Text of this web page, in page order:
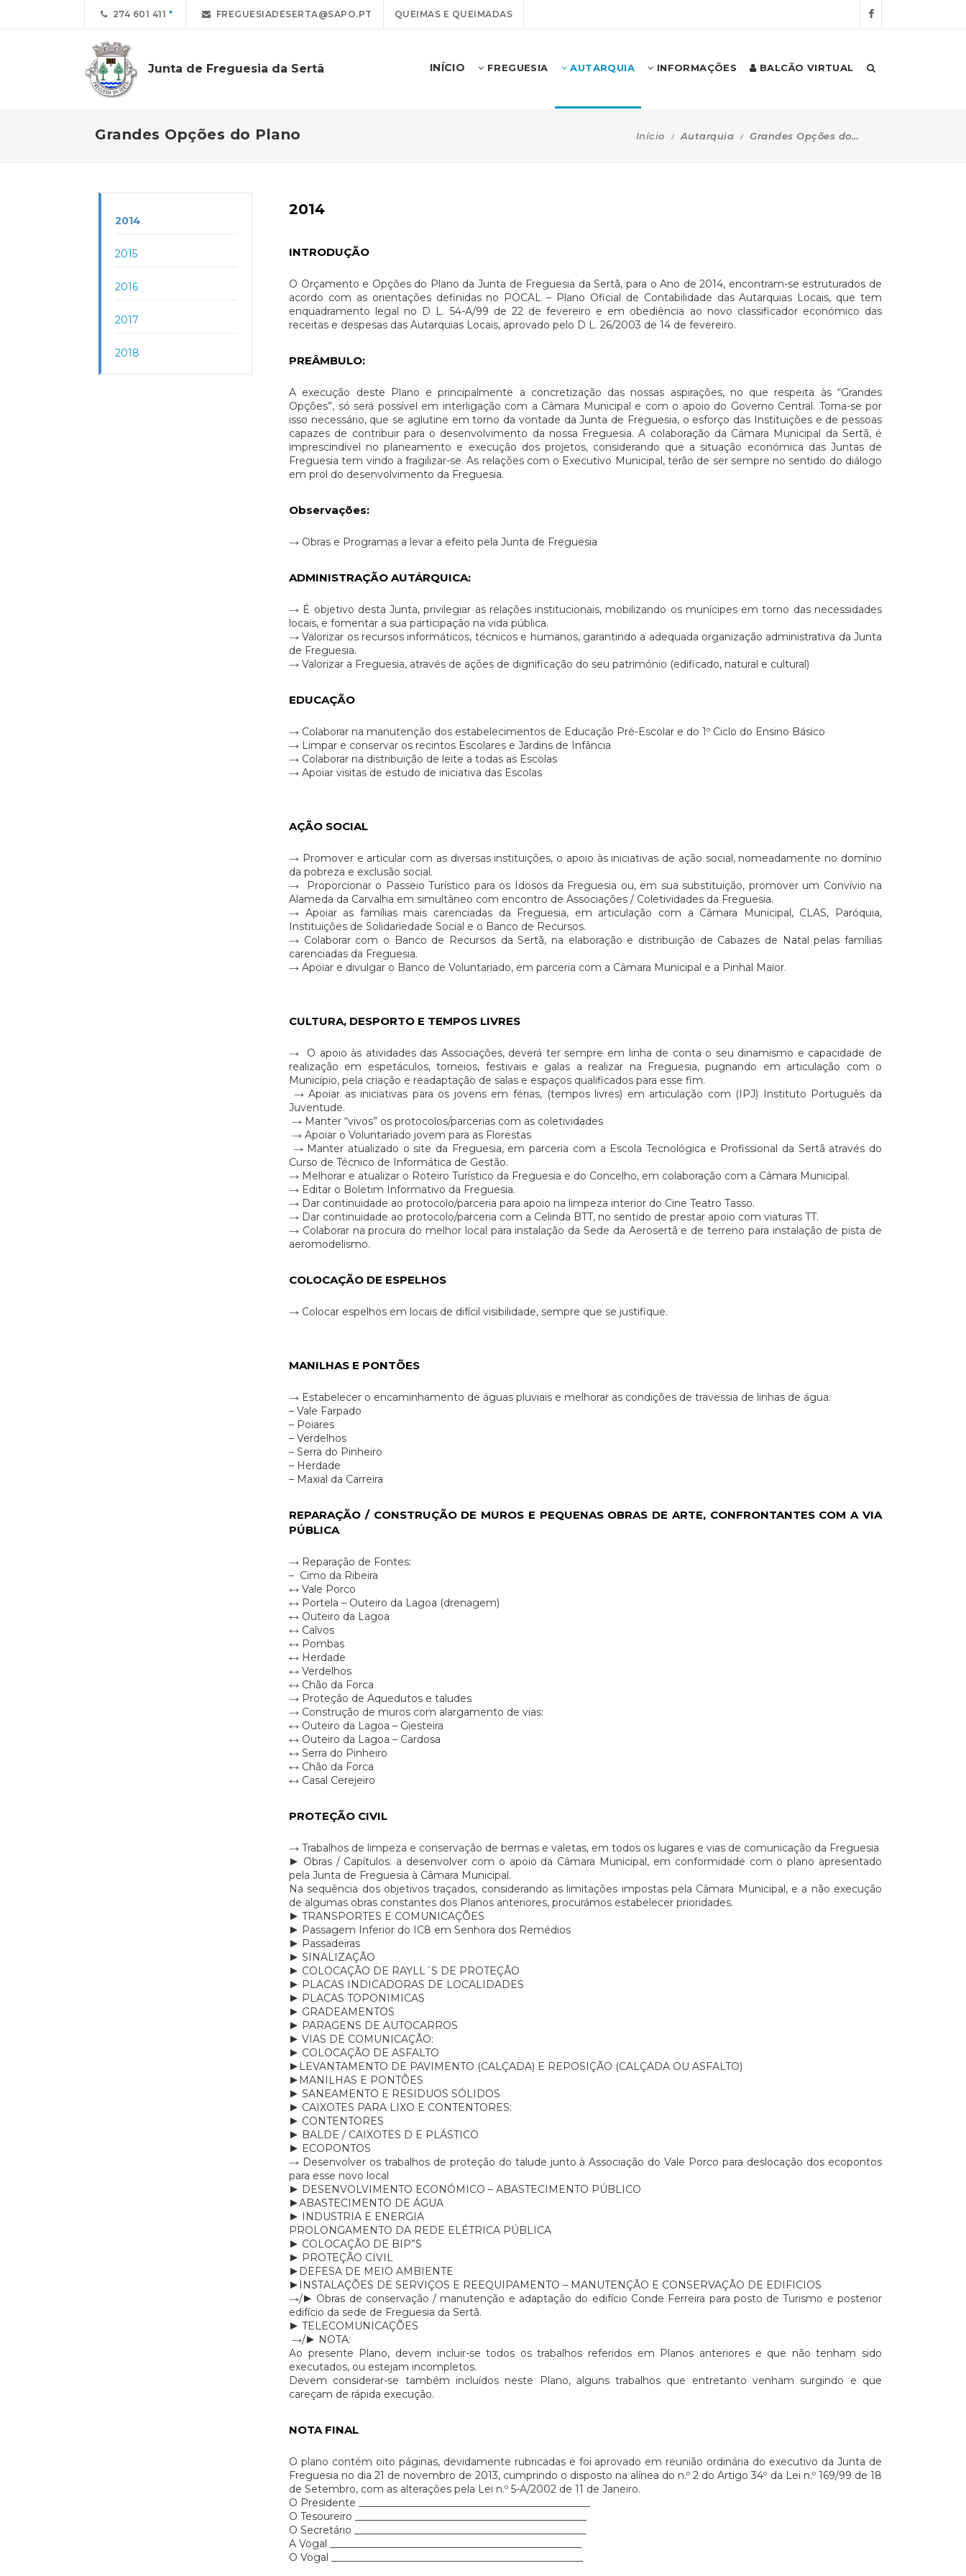
274 601 411 FREGUESIADESERTA@SAPO.PT QUEIMAS E QUEIMADAS
Junta de Freguesia da Sertã INÍCIO FREGUESIA AUTARQUIA INFORMAÇÕES BALCÃO VIRTUAL
Grandes Opções do Plano Início Autarquia Grandes Opções do Plano
2014
2015
2016
2017
2018
2014
INTRODUÇÃO
O Orçamento e Opções do Plano da Junta de Freguesia da Sertã, para o Ano de 2014, encontram-se estruturados de
acordo com as orientações definidas no POCAL – Plano Oficial de Contabilidade das Autarquias Locais, que tem
enquadramento legal no D L. 54-A/99 de 22 de fevereiro e em obediência ao novo classificador económico das
receitas e despesas das Autarquias Locais, aprovado pelo D L. 26/2003 de 14 de fevereiro.
PREÂMBULO:
A execução deste Plano e principalmente a concretização das nossas aspirações, no que respeita às “Grandes
Opções”, só será possível em interligação com a Câmara Municipal e com o apoio do Governo Central. Torna-se por
isso necessário, que se aglutine em torno da vontade da Junta de Freguesia, o esforço das Instituições e de pessoas
capazes de contribuir para o desenvolvimento da nossa Freguesia. A colaboração da Câmara Municipal da Sertã, é
imprescindível no planeamento e execução dos projetos, considerando que a situação económica das Juntas de
Freguesia tem vindo a fragilizar-se. As relações com o Executivo Municipal, terão de ser sempre no sentido do diálogo
em prol do desenvolvimento da Freguesia.
Observações:
→ Obras e Programas a levar a efeito pela Junta de Freguesia
ADMINISTRAÇÃO AUTÁRQUICA:
→ É objetivo desta Junta, privilegiar as relações institucionais, mobilizando os munícipes em torno das necessidades
locais, e fomentar a sua participação na vida pública.
→ Valorizar os recursos informáticos, técnicos e humanos, garantindo a adequada organização administrativa da Junta
de Freguesia.
→ Valorizar a Freguesia, através de ações de dignificação do seu património (edificado, natural e cultural)
EDUCAÇÃO
→ Colaborar na manutenção dos estabelecimentos de Educação Pré-Escolar e do 1º Ciclo do Ensino Básico
→ Limpar e conservar os recintos Escolares e Jardins de Infância
→ Colaborar na distribuição de leite a todas as Escolas
→ Apoiar visitas de estudo de iniciativa das Escolas
AÇÃO SOCIAL
→ Promover e articular com as diversas instituições, o apoio às iniciativas de ação social, nomeadamente no domínio
da pobreza e exclusão social.
→ Proporcionar o Passeio Turístico para os Idosos da Freguesia ou, em sua substituição, promover um Convívio na
Alameda da Carvalha em simultâneo com encontro de Associações / Coletividades da Freguesia.
→ Apoiar as famílias mais carenciadas da Freguesia, em articulação com a Câmara Municipal, CLAS, Paróquia,
Instituições de Solidariedade Social e o Banco de Recursos.
→ Colaborar com o Banco de Recursos da Sertã, na elaboração e distribuição de Cabazes de Natal pelas famílias
carenciadas da Freguesia.
→ Apoiar e divulgar o Banco de Voluntariado, em parceria com a Câmara Municipal e a Pinhal Maior.
CULTURA, DESPORTO E TEMPOS LIVRES
→ O apoio às atividades das Associações, deverá ter sempre em linha de conta o seu dinamismo e capacidade de
realização em espetáculos, torneios, festivais e galas a realizar na Freguesia, pugnando em articulação com o
Município, pela criação e readaptação de salas e espaços qualificados para esse fim.
→ Apoiar as iniciativas para os jovens em férias, (tempos livres) em articulação com (IPJ) Instituto Português da
Juventude.
→ Manter “vivos” os protocolos/parcerias com as coletividades
→ Apoiar o Voluntariado jovem para as Florestas
→ Manter atualizado o site da Freguesia, em parceria com a Escola Tecnológica e Profissional da Sertã através do
Curso de Técnico de Informática de Gestão.
→ Melhorar e atualizar o Roteiro Turístico da Freguesia e do Concelho, em colaboração com a Câmara Municipal.
→ Editar o Boletim Informativo da Freguesia.
→ Dar continuidade ao protocolo/parceria para apoio na limpeza interior do Cine Teatro Tasso.
→ Dar continuidade ao protocolo/parceria com a Celinda BTT, no sentido de prestar apoio com viaturas TT.
→ Colaborar na procura do melhor local para instalação da Sede da Aerosertã e de terreno para instalação de pista de
aeromodelismo.
COLOCAÇÃO DE ESPELHOS
→ Colocar espelhos em locais de difícil visibilidade, sempre que se justifique.
MANILHAS E PONTÕES
→ Estabelecer o encaminhamento de águas pluviais e melhorar as condições de travessia de linhas de água:
– Vale Farpado
– Poiares
– Verdelhos
– Serra do Pinheiro
– Herdade
– Maxial da Carreira
REPARAÇÃO / CONSTRUÇÃO DE MUROS E PEQUENAS OBRAS DE ARTE, CONFRONTANTES COM A VIA
PÚBLICA
→ Reparação de Fontes:
– Cimo da Ribeira
↔ Vale Porco
↔ Portela – Outeiro da Lagoa (drenagem)
↔ Outeiro da Lagoa
↔ Calvos
↔ Pombas
↔ Herdade
↔ Verdelhos
↔ Chão da Forca
→ Proteção de Aquedutos e taludes
→ Construção de muros com alargamento de vias:
↔ Outeiro da Lagoa – Giesteira
↔ Outeiro da Lagoa – Cardosa
↔ Serra do Pinheiro
↔ Chão da Forca
↔ Casal Cerejeiro
PROTEÇÃO CIVIL
→ Trabalhos de limpeza e conservação de bermas e valetas, em todos os lugares e vias de comunicação da Freguesia
► Obras / Capítulos: a desenvolver com o apoio da Câmara Municipal, em conformidade com o plano apresentado
pela Junta de Freguesia à Câmara Municipal.
Na sequência dos objetivos traçados, considerando as limitações impostas pela Câmara Municipal, e a não execução
de algumas obras constantes dos Planos anteriores, procurámos estabelecer prioridades.
► TRANSPORTES E COMUNICAÇÕES
► Passagem Inferior do IC8 em Senhora dos Remédios
► Passadeiras
► SINALIZAÇÃO
► COLOCAÇÃO DE RAYLL´S DE PROTEÇÃO
► PLACAS INDICADORAS DE LOCALIDADES
► PLACAS TOPONIMICAS
► GRADEAMENTOS
► PARAGENS DE AUTOCARROS
► VIAS DE COMUNICAÇÃO:
► COLOCAÇÃO DE ASFALTO
►LEVANTAMENTO DE PAVIMENTO (CALÇADA) E REPOSIÇÃO (CALÇADA OU ASFALTO)
►MANILHAS E PONTÕES
► SANEAMENTO E RESIDUOS SÓLIDOS
► CAIXOTES PARA LIXO E CONTENTORES:
► CONTENTORES
► BALDE / CAIXOTES D E PLÁSTICO
► ECOPONTOS
→ Desenvolver os trabalhos de proteção do talude junto à Associação do Vale Porco para deslocação dos ecopontos
para esse novo local
► DESENVOLVIMENTO ECONÓMICO – ABASTECIMENTO PÚBLICO
►ABASTECIMENTO DE ÁGUA
► INDUSTRIA E ENERGIA
PROLONGAMENTO DA REDE ELÉTRICA PÚBLICA
► COLOCAÇÃO DE BIP”S
► PROTEÇÃO CIVIL
►DEFESA DE MEIO AMBIENTE
►INSTALAÇÕES DE SERVIÇOS E REEQUIPAMENTO – MANUTENÇÃO E CONSERVAÇÃO DE EDIFICIOS
→/► Obras de conservação / manutenção e adaptação do edifício Conde Ferreira para posto de Turismo e posterior
edifício da sede de Freguesia da Sertã.
► TELECOMUNICAÇÕES
→/► NOTA:
Ao presente Plano, devem incluir-se todos os trabalhos referidos em Planos anteriores e que não tenham sido
executados, ou estejam incompletos.
Devem considerar-se também incluídos neste Plano, alguns trabalhos que entretanto venham surgindo e que
careçam de rápida execução.
NOTA FINAL
O plano contém oito páginas, devidamente rubricadas e foi aprovado em reunião ordinária do executivo da Junta de
Freguesia no dia 21 de novembro de 2013, cumprindo o disposto na alínea do n.º 2 do Artigo 34º da Lei n.º 169/99 de 18
de Setembro, com as alterações pela Lei n.º 5-A/2002 de 11 de Janeiro.
O Presidente ______________________________________________
O Tesoureiro ______________________________________________
O Secretário ______________________________________________
A Vogal __________________________________________________
O Vogal __________________________________________________